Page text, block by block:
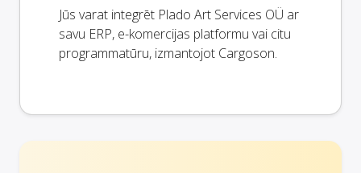
Jūs varat integrēt Plado Art Services OÜ ar
savu ERP, e-komercijas platformu vai citu
programmatūru, izmantojot Cargoson.